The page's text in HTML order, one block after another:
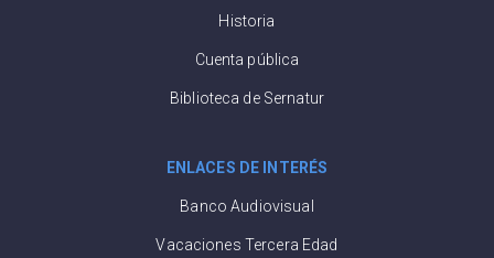
Historia
Cuenta pública
Biblioteca de Sernatur
ENLACES DE INTERÉS
Banco Audiovisual
Vacaciones Tercera Edad